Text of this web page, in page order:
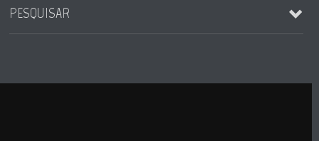
PESQUISAR